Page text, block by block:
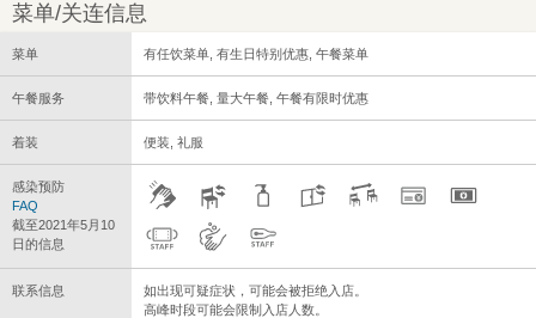
菜单/关连信息
菜单 有任饮菜单, 有生日特别优惠, 午餐菜单
午餐服务 带饮料午餐, 量大午餐, 午餐有限时优惠
着装 便装, 礼服
感染预防
FAQ
截至2021年5月10
日的信息
联系信息
如出现可疑症状，可能会被拒绝入店。
高峰时段可能会限制入店人数。